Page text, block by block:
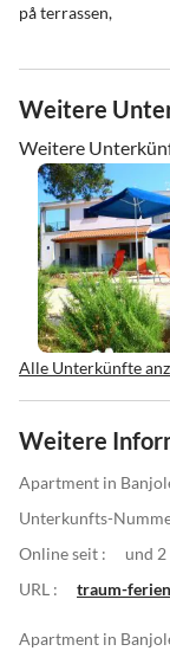
på terrassen,
Weitere
Weitere
Alle Unterkünfte
Weitere
Apartment in
Unterkunfts-
Online seit :
und 2
URL :
traum-
Apartment in